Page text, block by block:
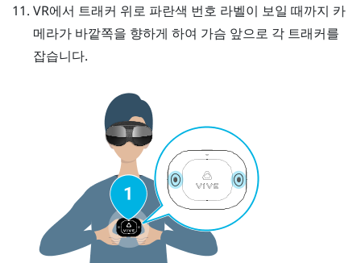
VR에서 트래커 위로 파란색 번호 라벨이 보일 때까지 카
메라가 바깥쪽을 향하게 하여 가슴 앞으로 각 트래커를
잡습니다.